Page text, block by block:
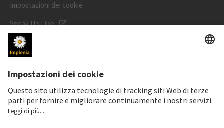
Impostazioni dei cookie
Speak Up Line
PREZZO DELL'AZIONE
ISIN: CH0023868554
62,30 CHF
0,00 CHF (0,00%)